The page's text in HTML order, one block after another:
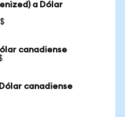
a Dólar
canadiense
canadiense